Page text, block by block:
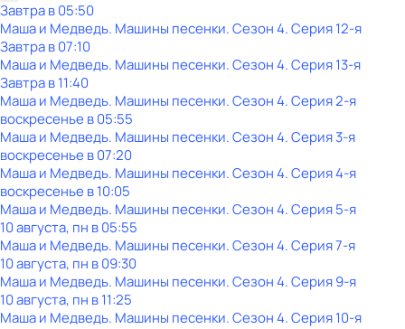
Завтра в 05:50
Маша и Медведь. Машины песенки. Сезон 4. Серия 12-я
Завтра в 07:10
Маша и Медведь. Машины песенки. Сезон 4. Серия 13-я
Завтра в 11:40
Маша и Медведь. Машины песенки. Сезон 4. Серия 2-я
воскресенье в05:55
Маша и Медведь. Машины песенки. Сезон 4. Серия 3-я
воскресенье в07:20
Маша и Медведь. Машины песенки. Сезон 4. Серия 4-я
воскресенье в10:05
Маша и Медведь. Машины песенки. Сезон 4. Серия 5-я
10 августа, пн в 05:55
Маша и Медведь. Машины песенки. Сезон 4. Серия 7-я
10 августа, пн в 09:30
Маша и Медведь. Машины песенки. Сезон 4. Серия 9-я
10 августа, пн в 11:25
Маша и Медведь. Машины песенки. Сезон 4. Серия 10-я